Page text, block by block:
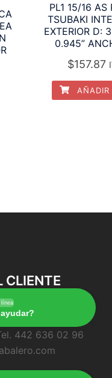
PL1 15/16 AS
TSUBAKI
EXTERIOR D:
0.945”
$157.87
AÑADIR
CLIENTE
línea
Tel. 442 636 02